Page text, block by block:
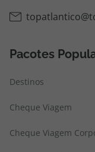
Pacotes
Destinos
Cheque Viagem
Cheque Viagem